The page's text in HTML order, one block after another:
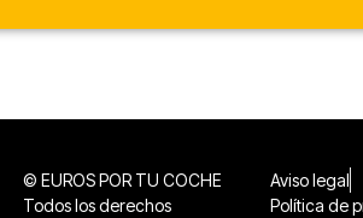
© EUROS POR TU COCHE
Todos los derechos
Aviso legal
Política de